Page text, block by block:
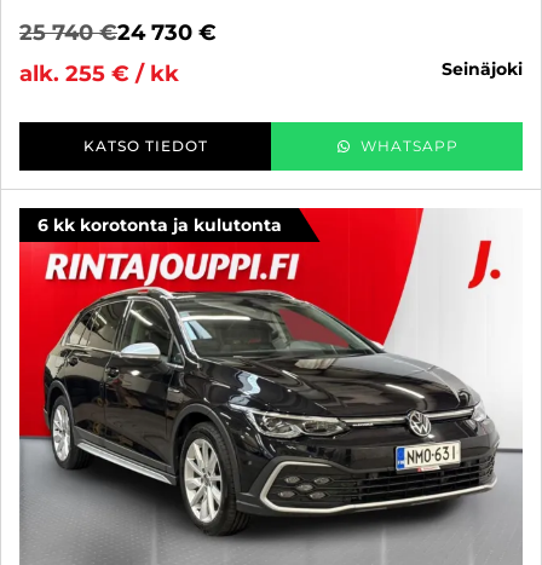
25 740 €24 730 €
alk. 255 € / kk
seinäjoki
KATSO TIEDOT WHATSAPP
6 kk korotonta ja kulutonta